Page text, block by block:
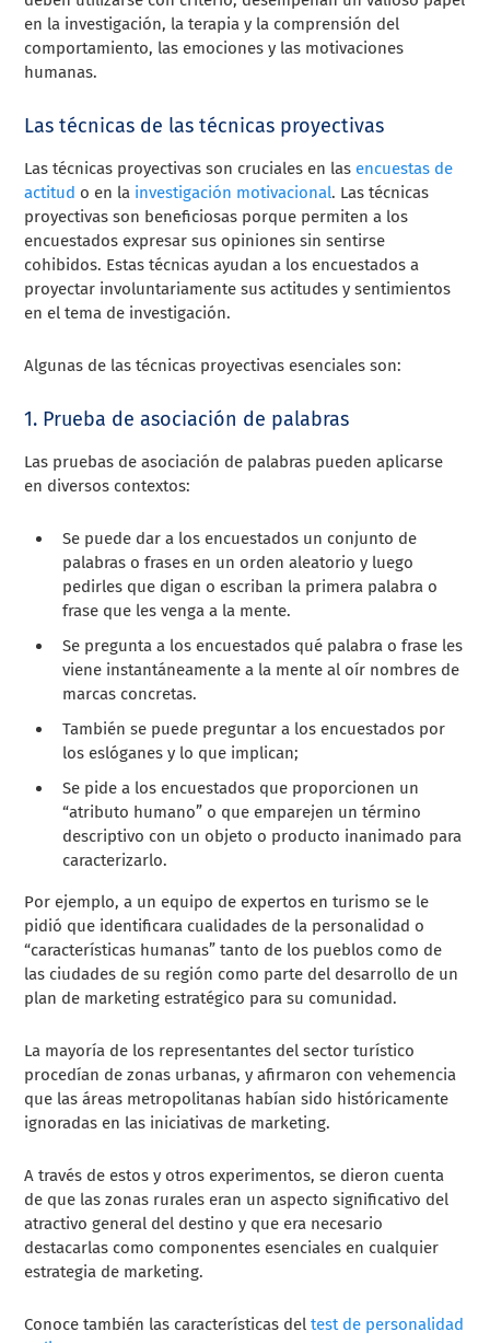
en la investigación, la terapia y la comprensión del
comportamiento, las emociones y las motivaciones
humanas.
Las técnicas de las técnicas proyectivas
Las técnicas proyectivas son cruciales en las encuestas de
actitud o en la investigación motivacional. Las técnicas
proyectivas son beneficiosas porque permiten a los
encuestados expresar sus opiniones sin sentirse
cohibidos. Estas técnicas ayudan a los encuestados a
proyectar involuntariamente sus actitudes y sentimientos
en el tema de investigación.
Algunas de las técnicas proyectivas esenciales son:
1. Prueba de asociación de palabras
Las pruebas de asociación de palabras pueden aplicarse
en diversos contextos:
Se puede dar a los encuestados un conjunto de
palabras o frases en un orden aleatorio y luego
pedirles que digan o escriban la primera palabra o
frase que les venga a la mente.
Se pregunta a los encuestados qué palabra o frase les
viene instantáneamente a la mente al oír nombres de
marcas concretas.
También se puede preguntar a los encuestados por
los eslóganes y lo que implican;
Se pide a los encuestados que proporcionen un
“atributo humano” o que emparejen un término
descriptivo con un objeto o producto inanimado para
caracterizarlo.
Por ejemplo, a un equipo de expertos en turismo se le
pidió que identificara cualidades de la personalidad o
“características humanas” tanto de los pueblos como de
las ciudades de su región como parte del desarrollo de un
plan de marketing estratégico para su comunidad.
La mayoría de los representantes del sector turístico
procedían de zonas urbanas, y afirmaron con vehemencia
que las áreas metropolitanas habían sido históricamente
ignoradas en las iniciativas de marketing.
A través de estos y otros experimentos, se dieron cuenta
de que las zonas rurales eran un aspecto significativo del
atractivo general del destino y que era necesario
destacarlas como componentes esenciales en cualquier
estrategia de marketing.
Conoce también las características deltest de personalidad